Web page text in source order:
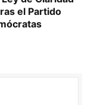
el Partido